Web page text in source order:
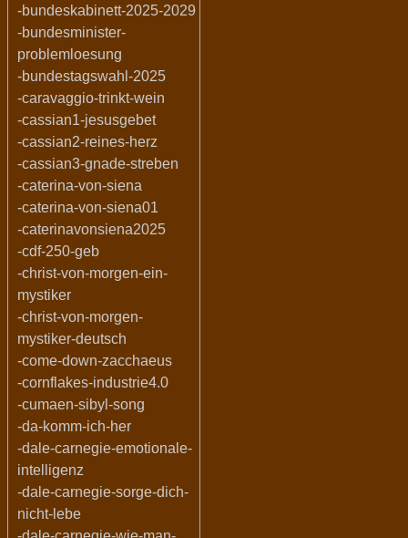
-bundeskabinett-2025-2029
-bundesminister-
problemloesung
-bundestagswahl-2025
-caravaggio-trinkt-wein
-cassian1-jesusgebet
-cassian2-reines-herz
-cassian3-gnade-streben
-caterina-von-siena
-caterina-von-siena01
-caterinavonsiena2025
-cdf-250-geb
-christ-von-morgen-ein-
mystiker
-christ-von-morgen-
mystiker-deutsch
-come-down-zacchaeus
-cornflakes-industrie4.0
-cumaen-sibyl-song
-da-komm-ich-her
-dale-carnegie-emotionale-
intelligenz
-dale-carnegie-sorge-dich-
nicht-lebe